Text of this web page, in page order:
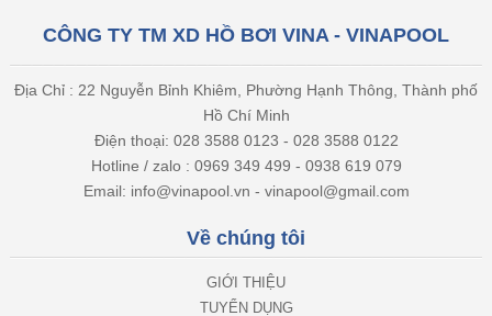
CÔNG TY TM XD HỒ BƠI VINA - VINAPOOL
Địa Chỉ : 22 Nguyễn Bỉnh Khiêm, Phường Hạnh Thông, Thành phố
Hồ Chí Minh
Điện thoại: 028 3588 0123 - 028 3588 0122
Hotline / zalo : 0969 349 499 - 0938 619 079
Email: info@vinapool.vn - vinapool@gmail.com
Về chúng tôi
GIỚI THIỆU
TUYỂN DỤNG